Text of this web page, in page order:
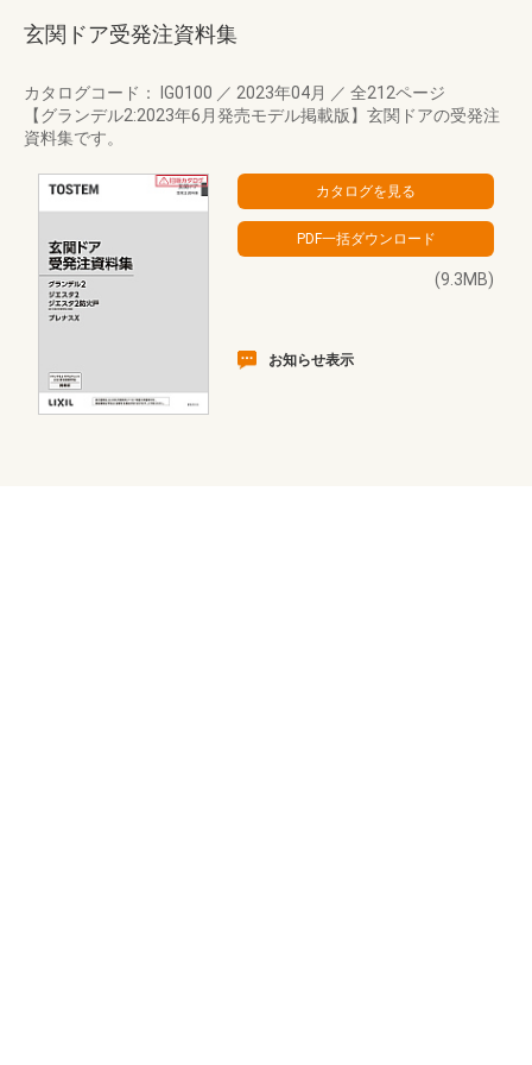
玄関ドア受発注資料集
カタログコード： IG0100 ／ 2023年04月 ／ 全212ページ
【グランデル2:2023年6月発売モデル掲載版】玄関ドアの受発注
資料集です。
(9.3MB)
お知らせ表示